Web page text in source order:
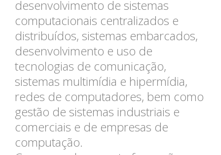
desenvolvimento de sistemas
computacionais centralizados e
distribuídos, sistemas embarcados,
desenvolvimento e uso de
tecnologias de comunicação,
sistemas multimídia e hipermídia,
redes de computadores, bem como
gestão de sistemas industriais e
comerciais e de empresas de
computação.